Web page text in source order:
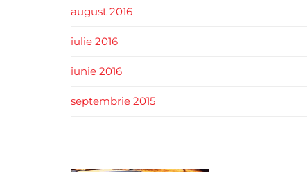
august 2016
iulie 2016
iunie 2016
septembrie 2015